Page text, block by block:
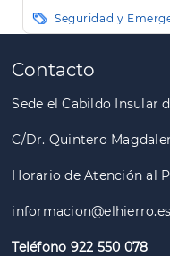
Seguridad y
Paginación
Contacto
Sede el Cabildo Insular
C/Dr. Quintero
Horario de Atención al
informacion@elhierro.es
Teléfono 922 550 078